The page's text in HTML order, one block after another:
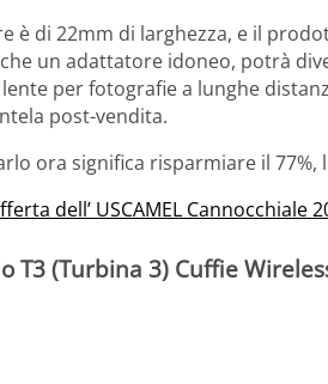
è di 22mm di larghezza, e il
un adattatore idoneo, potrà
per fotografie a lunghe
post-vendita.
ora significa risparmiare il 77%,
dell’ USCAMEL
T3 (Turbina 3) Cuffie